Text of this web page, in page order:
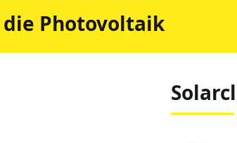
Photovoltaik